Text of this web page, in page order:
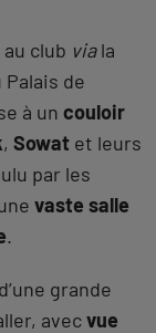
club viala
Palais de
à un couloir
, Sowat et leurs
par les
vaste salle
.
grande
avecvue